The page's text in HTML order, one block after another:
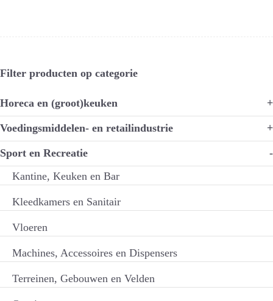
Filter producten op categorie
Horeca en (groot)keuken +
Voedingsmiddelen- en retailindustrie +
Sport en Recreatie
-
Kantine, Keuken en Bar
Kleedkamers en Sanitair
Vloeren
Machines, Accessoires en Dispensers
Terreinen, Gebouwen en Velden